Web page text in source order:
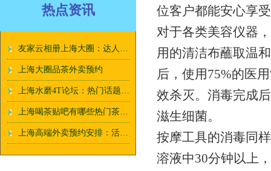
热点资讯
友家云相册上海大圈：达人私藏地图更新
上海大圈品茶外卖预约
上海水磨4T论坛：热门话题TOP10复盘_141
上海喝茶贴吧有哪些热门茶话题？
上海高端外卖预约安排：活动策划模板
位客户都能安心享
对于各类美容仪器
用的清洁布蘸取温
后，使用75%的医
效杀灭。消毒完成
滋生细菌。
按摩工具的消毒同
溶液中30分钟以上